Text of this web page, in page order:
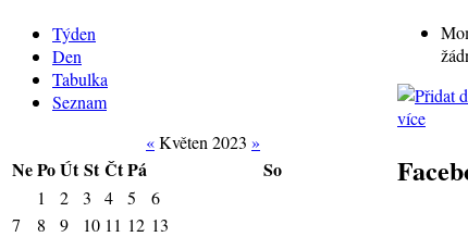
Týden
Den
Tabulka
Seznam
«Květen 2023 »
NePoÚt St ČtPá So
1 2 3 4 5
6
7
8 9 10 11 12 13
více